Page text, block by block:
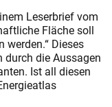
Leserbrief vom
Fläche soll
Dieses
durch die Aussagen
Ist all diesen